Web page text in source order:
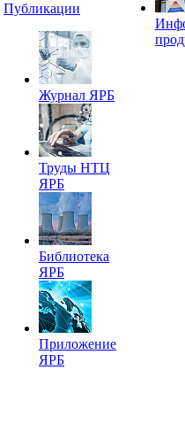
Публикации
Журнал ЯРБ
Труды НТЦ
ЯРБ
Библиотека
ЯРБ
Приложение
ЯРБ